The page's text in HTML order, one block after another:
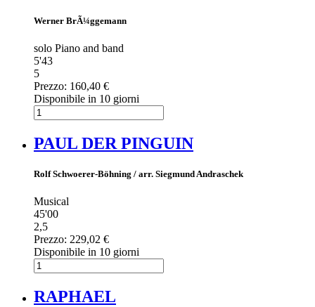
Werner BrÃ¼ggemann
solo Piano and band
5'43
5
Prezzo: 160,40 €
Disponibile in 10 giorni
PAUL DER PINGUIN
Rolf Schwoerer-Böhning / arr. Siegmund Andraschek
Musical
45'00
2,5
Prezzo: 229,02 €
Disponibile in 10 giorni
RAPHAEL